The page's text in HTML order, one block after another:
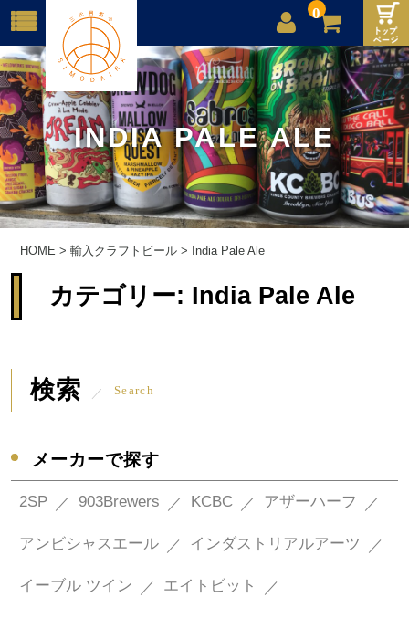
0
店舗案内
ご利用案内
送料
お問合せ
INDIA PALE ALE
HOME >輸入クラフトビール > India Pale Ale
カテゴリー: India Pale Ale
検索 Search
メーカーで探す
2SP 903Brewers KCBC アザーハーフ
アンビシャスエール インダストリアルアーツ
イーブル ツイン エイトビット